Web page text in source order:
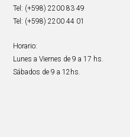
Tel: (+598) 2200 83 49
Tel: (+598) 2200 44 01
Horario:
Lunes a Viernes de 9 a 17 hs.
Sábados de 9 a 12hs.